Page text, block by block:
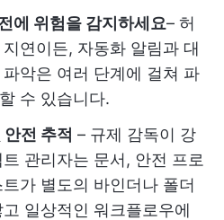
에 위험을 감지하세요– 허
연이든, 자동화 알림과 대
악은 여러 단계에 걸쳐 파
수 있습니다.
전 추적 – 규제 감독이 강
관리자는 문서, 안전 프로
가 별도의 바인더나 폴더
일상적인 워크플로우에